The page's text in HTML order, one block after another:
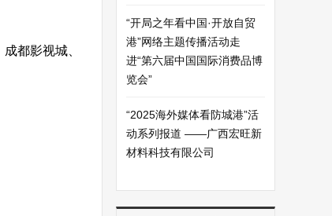
都影视城、
“开局之年看中国·开放自贸
港”网络主题传播活动走
进“第六届中国国际消费品博
览会”
“2025海外媒体看防城港”活
动系列报道 ——广西宏旺新
材料科技有限公司